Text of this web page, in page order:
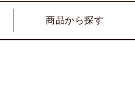
商品から探す